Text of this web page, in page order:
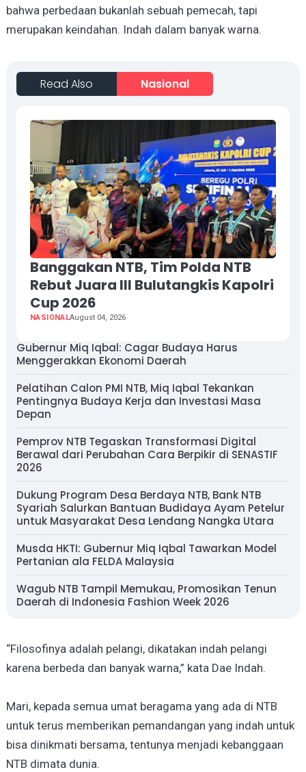
bahwa perbedaan bukanlah sebuah pemecah, tapi
merupakan keindahan. Indah dalam banyak warna.
Read Also Nasional
Banggakan NTB, Tim Polda NTB
Rebut Juara III Bulutangkis Kapolri
Cup 2026
NASIONALAugust 04, 2026
Gubernur Miq Iqbal: Cagar Budaya Harus
Menggerakkan Ekonomi Daerah
Pelatihan Calon PMI NTB, Miq Iqbal Tekankan
Pentingnya Budaya Kerja dan Investasi Masa
Depan
Pemprov NTB Tegaskan Transformasi Digital
Berawal dari Perubahan Cara Berpikir di SENASTIF
2026
Dukung Program Desa Berdaya NTB, Bank NTB
Syariah Salurkan Bantuan Budidaya Ayam Petelur
untuk Masyarakat Desa Lendang Nangka Utara
Musda HKTI: Gubernur Miq Iqbal Tawarkan Model
Pertanian ala FELDA Malaysia
Wagub NTB Tampil Memukau, Promosikan Tenun
Daerah di Indonesia Fashion Week 2026
“Filosofinya adalah pelangi, dikatakan indah pelangi
karena berbeda dan banyak warna,” kata Dae Indah.
Mari, kepada semua umat beragama yang ada di NTB
untuk terus memberikan pemandangan yang indah untuk
bisa dinikmati bersama, tentunya menjadi kebanggaan
NTB dimata dunia.